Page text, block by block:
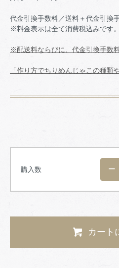
代金引換手数料／送料＋代金引換
※料金表示は全て消費税込みです。
※配送料ならびに、代金引換手数
「作り方でちりめんじゃこの種類
購入数
カート